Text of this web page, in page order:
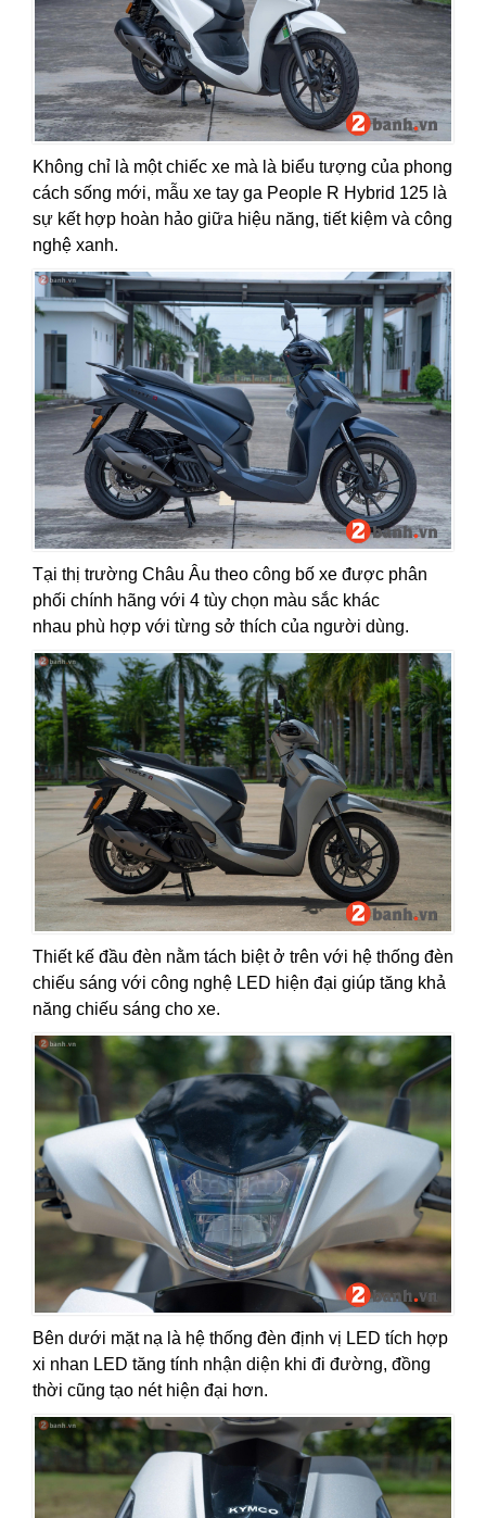
Không chỉ là một chiếc xe mà là biểu tượng của phong
cách sống mới, mẫu xe tay ga People R Hybrid 125 là
sự kết hợp hoàn hảo giữa hiệu năng, tiết kiệm và công
nghệ xanh.
Tại thị trường Châu Âu theo công bố xe được phân
phối chính hãng với 4 tùy chọn màu sắc khác
nhau phù hợp với từng sở thích của người dùng.
Thiết kế đầu đèn nằm tách biệt ở trên với hệ thống đèn
chiếu sáng với công nghệ LED hiện đại giúp tăng khả
năng chiếu sáng cho xe.
Bên dưới mặt nạ là hệ thống đèn định vị LED tích hợp
xi nhan LED tăng tính nhận diện khi đi đường, đồng
thời cũng tạo nét hiện đại hơn.